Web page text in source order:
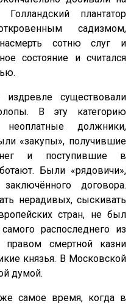
плантатор
садизмом,
насмерть сотню слуг и
состояние и считался
существовали
В эту категорию
неоплатные должники,
«закупы», получившие
и поступившие в
Были «рядовичи»,
договора.
нерадивых, сыскивать
стран, не был
распоследнего из
смертной казни
князья. В Московской
думой.
самое время, когда в